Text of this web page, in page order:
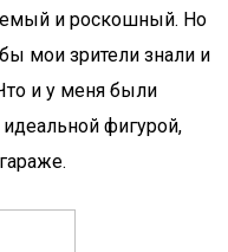
и роскошный. Но
мои зрители знали и
и у меня были
фигурой,